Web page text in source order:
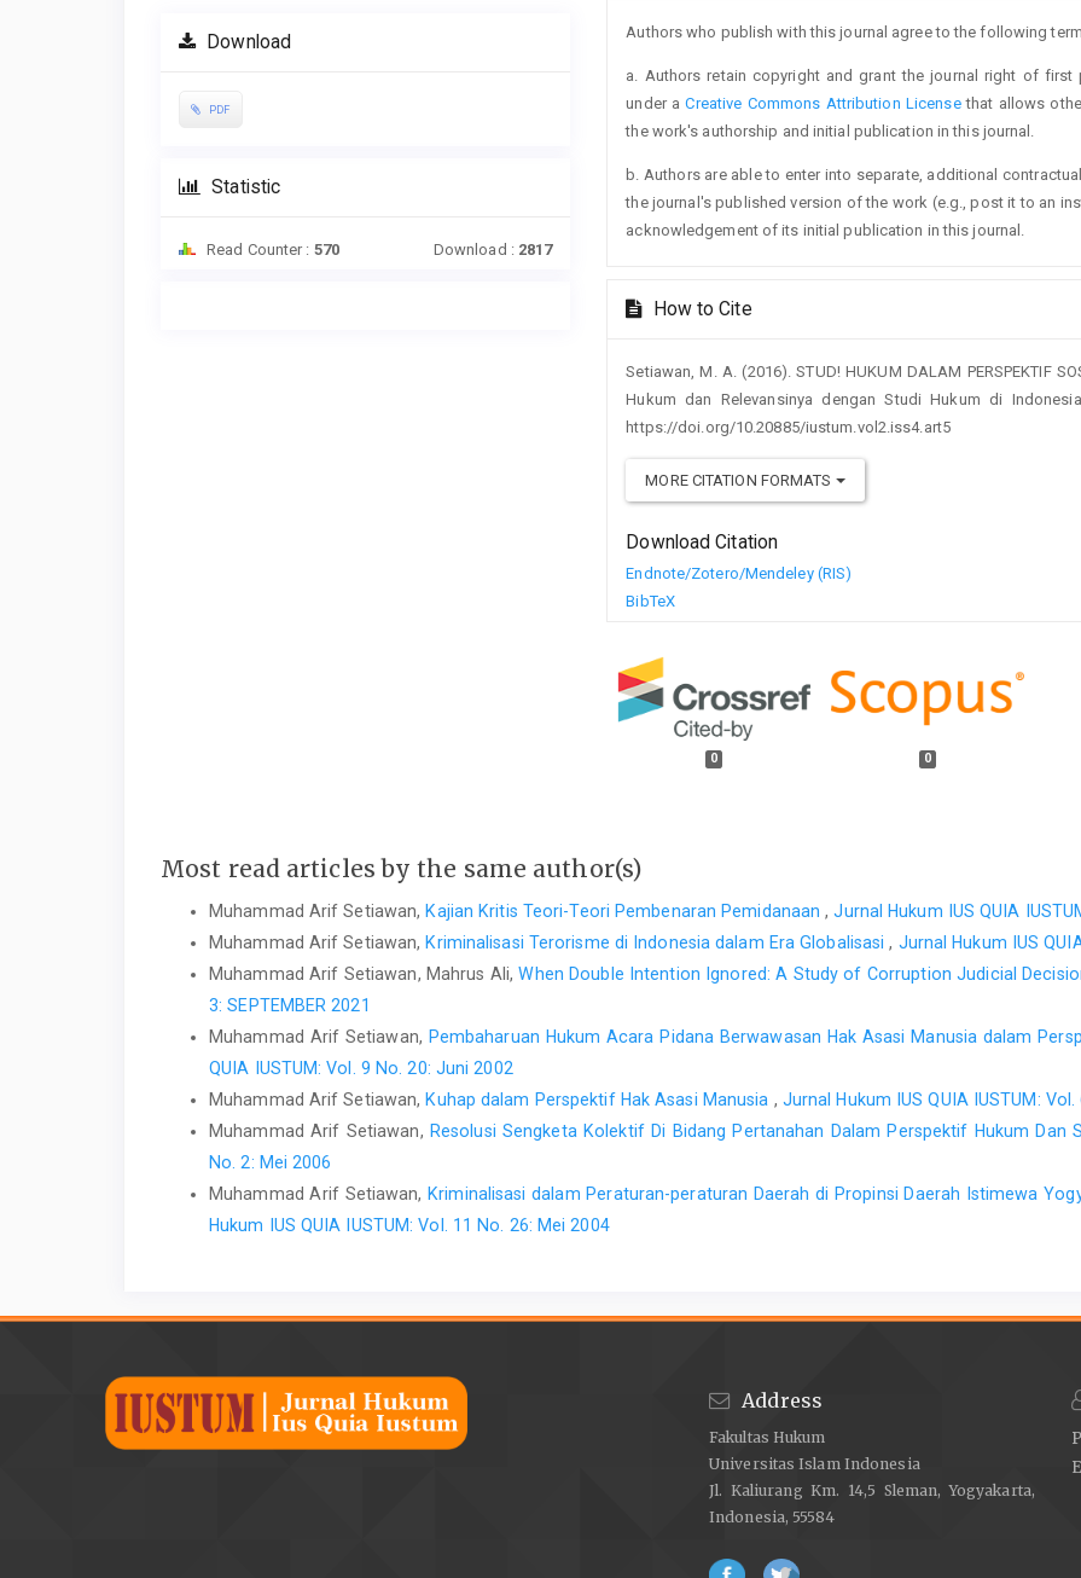
Download
PDF
Statistic
Read Counter : 570 Download : 2817
Authors who publish with this journal agree to the following
a. Authors retain copyright and grant the journal right of
under aCreative Commons Attribution Licensethat allows
the work's authorship and initial publication in this journal.
b. Authors are able to enter into separate, additional
the journal's published version of the work (e.g., post it to an
acknowledgement of its initial publication in this journal.
How to Cite
Setiawan, M. A. (2016). STUD! HUKUM DALAM PERSPEKTIF
Hukum dan Relevansinya dengan Studi Hukum di
https://doi.org/10.20885/iustum.vol2.iss4.art5
MORE CITATION FORMATS
Download Citation
Endnote/Zotero/Mendeley (RIS)
BibTeX
0 0
Most read articles by the same author(s)
Muhammad Arif Setiawan, Kajian Kritis Teori-Teori Pembenaran Pemidanaan,Jurnal Hukum IUS QUIA
Muhammad Arif Setiawan, Kriminalisasi Terorisme di Indonesia dalam Era Globalisasi, Jurnal Hukum IUS
Muhammad Arif Setiawan, Mahrus Ali,When Double Intention Ignored: A Study of Corruption Judicial
3: SEPTEMBER 2021
Muhammad Arif Setiawan, Pembaharuan Hukum Acara Pidana Berwawasan Hak Asasi Manusia dalam
QUIA IUSTUM: Vol. 9 No. 20: Juni 2002
Muhammad Arif Setiawan, Kuhap dalam Perspektif Hak Asasi Manusia , Jurnal Hukum IUS QUIA IUSTUM:
Muhammad Arif Setiawan, Resolusi Sengketa Kolektif Di Bidang Pertanahan Dalam Perspektif Hukum Dan
No. 2: Mei 2006
Muhammad Arif Setiawan, Kriminalisasi dalam Peraturan-peraturan Daerah di Propinsi Daerah Istimewa
Hukum IUS QUIA IUSTUM: Vol. 11 No. 26: Mei 2004
Address
Fakultas Hukum
Universitas Islam Indonesia
Jl. Kaliurang Km. 14,5 Sleman, Yogyakarta,
Indonesia, 55584